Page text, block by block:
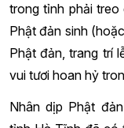
trong tỉnh phải treo
Phật đản sinh
Phật đản, trang trí
vui tươi hoan hỷ
Nhân dịp Phật